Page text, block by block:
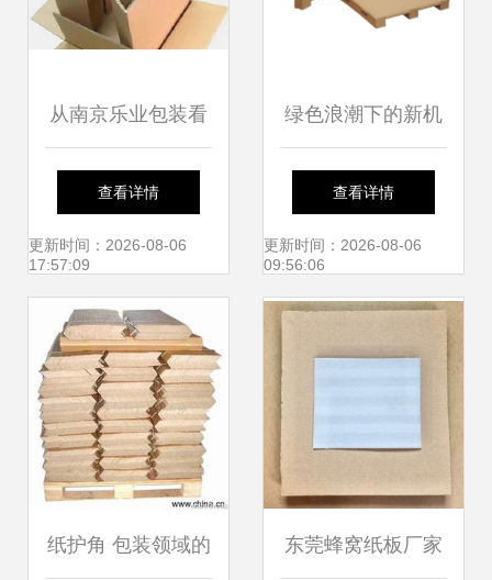
从南京乐业包装看
瓦楞纸箱与集装袋
的设计与应用
查看详情
更新时间：2026-08-06
17:57:09
绿色浪潮下的新机
遇 环保包装需求激
增，驱动珠三角纸
制品企业加速发展
查看详情
更新时间：2026-08-06
09:56:06
纸护角 包装领域的 东莞蜂窝纸板厂家